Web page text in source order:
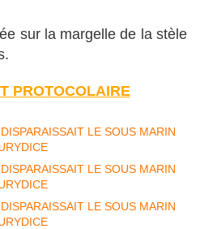
sur la margelle de la stèle
PROTOCOLAIRE